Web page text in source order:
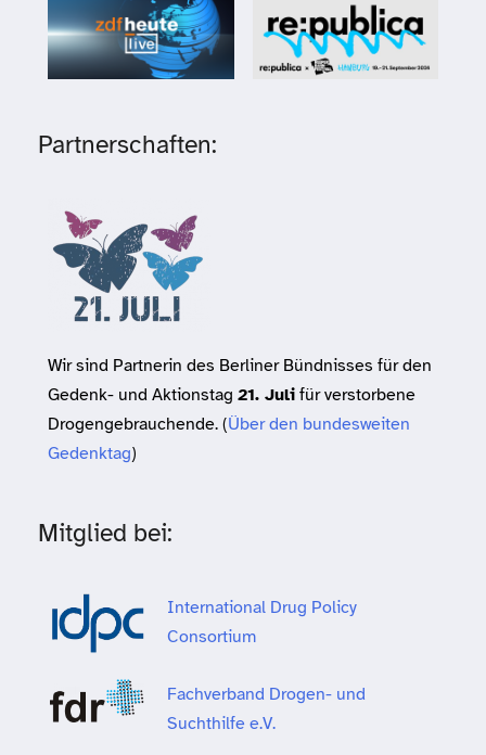
Partnerschaften:
Wir sind Partnerin des Berliner Bündnisses für den
Gedenk- und Aktionstag 21. Julifür verstorbene
Drogengebrauchende. (Über den bundesweiten
Gedenktag)
Mitglied bei:
International Drug Policy
Consortium
Fachverband Drogen- und
Suchthilfe e.V.